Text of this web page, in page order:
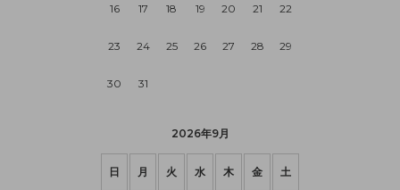
16 17 18 19 20 21 22
23 24 25 26 27 28 29
30 31
2026年9月
日 月 火 水 木 金 土